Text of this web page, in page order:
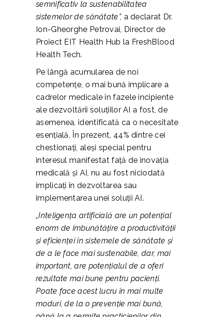
semnificativ la sustenabilitatea
sistemelor de sănătate”, a declarat Dr.
Ion-Gheorghe Petrovai, Director de
Proiect EIT Health Hub la FreshBlood
Health Tech.
Pe lângă acumularea de noi
competențe, o mai bună implicare a
cadrelor medicale în fazele incipiente
ale dezvoltării soluțiilor AI a fost, de
asemenea, identificată ca o necesitate
esențială. În prezent, 44% dintre cei
chestionați, aleși special pentru
interesul manifestat față de inovația
medicală și AI, nu au fost niciodată
implicați în dezvoltarea sau
implementarea unei soluții AI.
„Inteligența artificială are un potențial
enorm de îmbunătățire a productivității
și eficienței în sistemele de sănătate și
de a le face mai sustenabile, dar, mai
important, are potențialul de a oferi
rezultate mai bune pentru pacienți.
Poate face acest lucru în mai multe
moduri, de la o prevenție mai bună,